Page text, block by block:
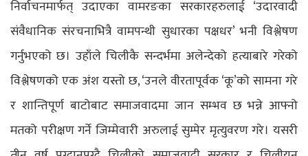
निर्वाचनमार्फत् उदाएका वामरङका सरकारहरुलाई ‘उदारवादी
संवैधानिक संरचनाभित्रै वामपन्थी सुधारका पक्षधर’ भनी विश्लेषण
गर्नुभएको छ। उहाँले चिलीकै सन्दर्भमा अलेन्देको हत्याबारे गरेको
विश्लेषणको एक अंश यस्तो छ, ‘उनले वीरतापूर्वक ‘कू’को सामना गरे
र शान्तिपूर्ण बाटोबाट समाजवादमा जान सम्भव छ भन्ने आफ्नो
मतको परीक्षण गर्ने जिम्मेवारी अरुलाई सुम्पेर मृत्युवरण गरे। यसरी